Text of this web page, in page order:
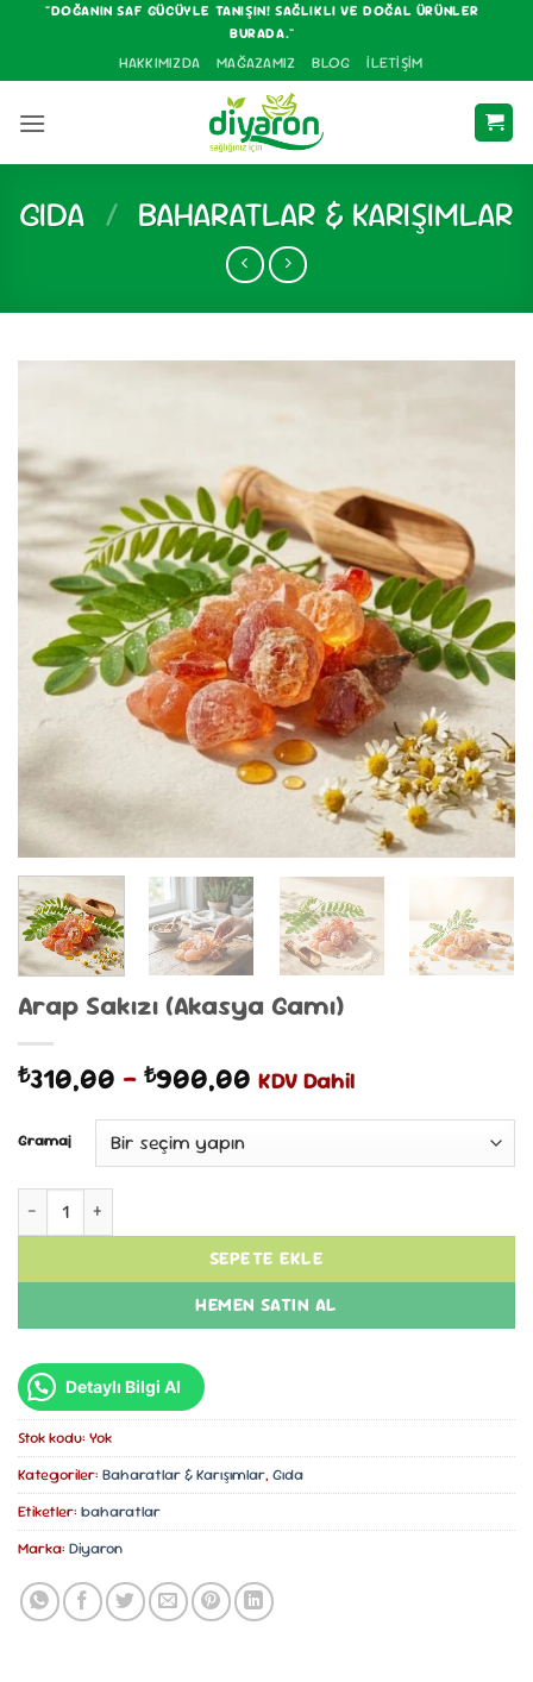
İçeriğe"DOĞANIN SAF GÜCÜYLE TANIŞIN! SAĞLIKLI VE DOĞAL ÜRÜNLER
BURADA."
HAKKIMIZDA MAĞAZAMIZ BLOG İLETIŞIM
GIDA / BAHARATLAR & KARIŞIMLAR
Arap Sakızı (Akasya Gamı)
₺310,00 – ₺900,00 Fiyat
-
KDV Dahil
Gramaj
Arap Sakızı (Akasya Gamı) adet
SEPETE EKLE
HEMEN SATIN AL
Detaylı Bilgi Al
Stok kodu: Yok
Kategoriler: Baharatlar & Karışımlar, Gıda
Etiketler: baharatlar
Marka: Diyaron